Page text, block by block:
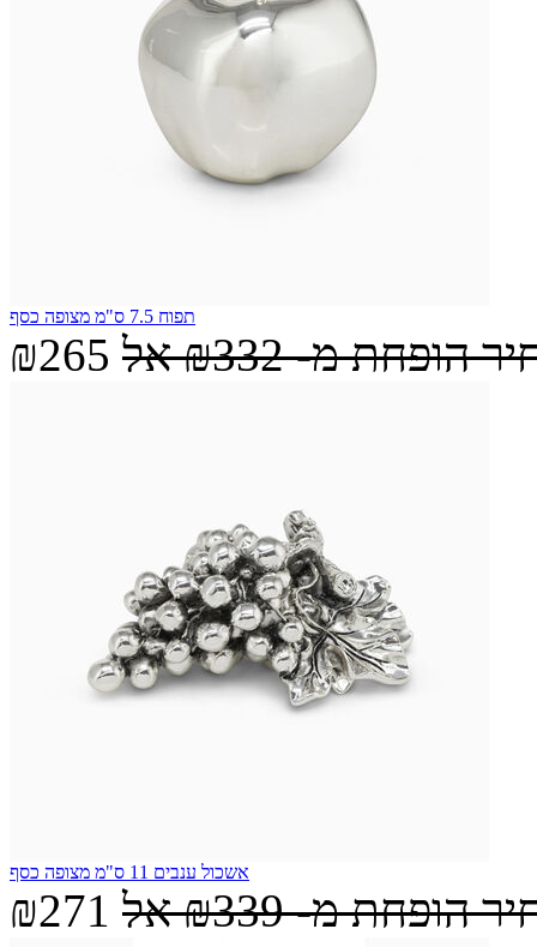
תפוח 7.5 ס"מ מצופה כסף
₪265 הופחת מ-₪332 אל
אשכול ענבים 11 ס"מ מצופה כסף
₪271 הופחת מ-₪339 אל